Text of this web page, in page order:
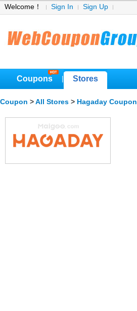
Welcome！ Sign In Sign Up
Coupons Stores
Coupon > All Stores > Hagaday Coupon